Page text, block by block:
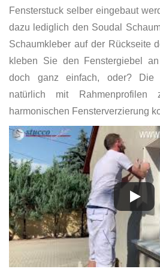
Fensterstuck selber eingebaut
dazu lediglich den Soudal
Schaumkleber auf der Rückseite
kleben Sie den Fenstergiebel
doch ganz einfach, oder? Die
natürlich mit Rahmenprofilen
harmonischen Fensterverzierung